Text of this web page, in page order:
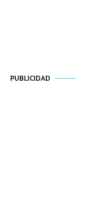
PUBLICIDAD